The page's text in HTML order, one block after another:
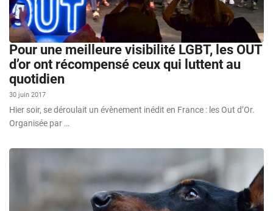
Pour une meilleure visibilité LGBT, les OUT
d’or ont récompensé ceux qui luttent au
quotidien
30 juin 2017
Hier soir, se déroulait un évènement inédit en France : les Out d’Or.
Organisée par …